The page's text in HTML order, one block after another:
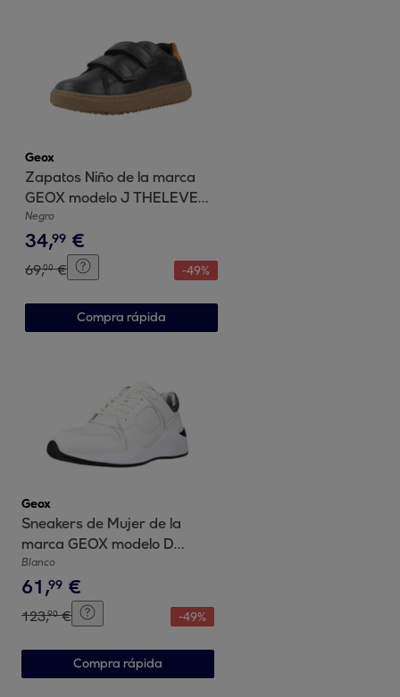
Geox
Zapatos Niño de la marca
GEOX modelo J THELEVEN
BOY NEGRO
Negro
34,99 €
69,00 € -49%
Compra rápida
Geox
Sneakers de Mujer de la
marca GEOX modelo D
OMAYA BLANCO
Blanco
61,99 €
123,90 € -49%
Compra rápida